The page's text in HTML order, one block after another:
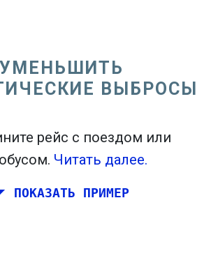
УМЕНЬШИТЬ
ВЫБРОСЫ
рейс с поездом или
Читать далее.
ПОКАЗАТЬ ПРИМЕР